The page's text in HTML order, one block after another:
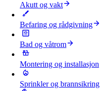
Akutt og vakt
Befaring og rådgivning
Bad og våtrom
Montering og installasjon
Sprinkler og brannsikring